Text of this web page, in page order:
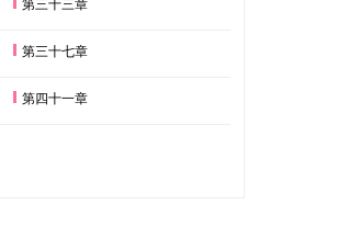
第三十三章
第三十七章
第四十一章